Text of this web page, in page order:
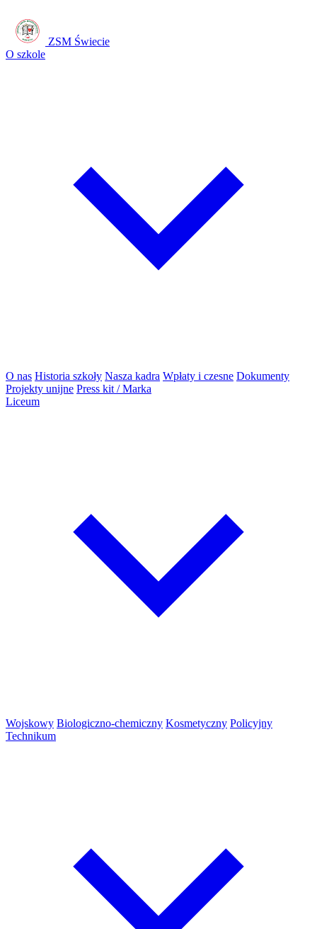
ZSM Świecie
O szkole
O nas Historia szkoły Nasza kadra Wpłaty i czesne Dokumenty
Projekty unijne Press kit / Marka
Liceum
Wojskowy Biologiczno-chemiczny Kosmetyczny Policyjny
Technikum